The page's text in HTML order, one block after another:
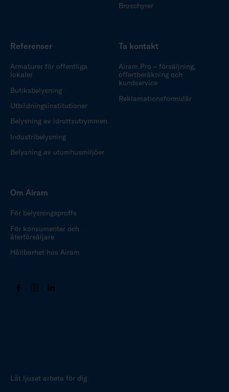
Broschyrer
Referenser
Armaturer för offentliga
lokaler
Butiksbelysning
Utbildningsinstitutioner
Belysning av idrottsutrymmen
Industribelysning
Belysning av utomhusmiljöer
Ta kontakt
Airam Pro – försäljning,
offertberäkning och
kundservice
Reklamationsformulär
Om Airam
För belysningsproffs
För konsumenter och
återförsäljare
Hållbarhet hos Airam
Låt ljuset arbeta för dig